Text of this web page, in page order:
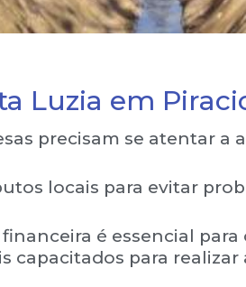
Luzia em
precisam se atentar a
locais para evitar
é essencial
capacitados para